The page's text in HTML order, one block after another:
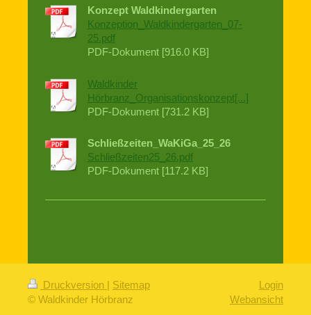
Konzept Waldkindergarten
Konzeption_Waldkindergarten_07-
25.pdf
PDF-Dokument [916.0 KB]
Waldkinder
Hörbranz_Organisationskonzept[...]
PDF-Dokument [731.2 KB]
Schließzeiten_WaKiGa_25_26
Schließzeiten25_26.pdf
PDF-Dokument [117.2 KB]
Druckversion | Sitemap
© Waldkinder Hörbranz
Login
Webansicht